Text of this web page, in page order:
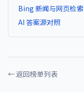
Bing 新闻与网页检索
AI 答案源对照
← 返回榜单列表